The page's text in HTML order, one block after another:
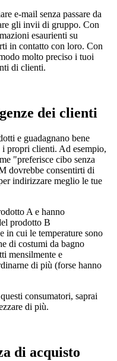
e-mail senza passare da
gli invii di gruppo. Con
esaurienti su
in contatto con loro. Con
molto preciso i tuoi
di clienti.
dei clienti
e guadagnano bene
i propri clienti. Ad esempio,
"preferisce cibo senza
dovrebbe consentirti di
indirizzare meglio le tue
A e hanno
prodotto B
in cui le temperature sono
di costumi da bagno
mensilmente e
di più (forse hanno
consumatori, saprai
di più.
di acquisto